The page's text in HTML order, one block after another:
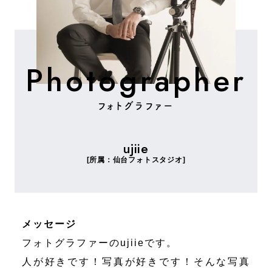
Photographer
フォトグラファー
ujiie
[所属：仙台フォトスタジオ]
メッセージ
フォトグラファーのujiieです。
人が好きです！写真が好きです！そんな写真